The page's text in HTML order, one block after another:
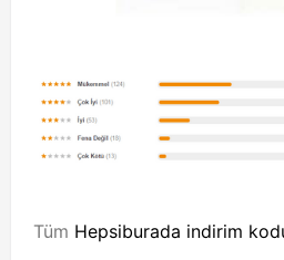
Tüm Hepsiburada indirim